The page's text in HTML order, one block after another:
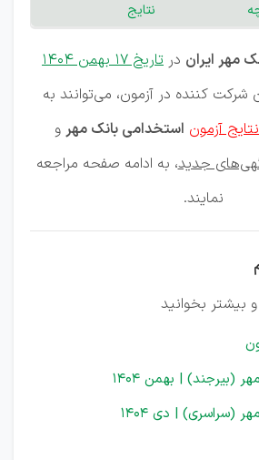
نتایج
مهر ایران در تاریخ 17 بهمن 1404
شرکت کننده در آزمون، می‌توانند به
آزمون استخدامی بانک مهر و
جدید، به ادامه صفحه مراجعه
نمایند.
بیشتر بخوانید
(بیرجند) | بهمن 1404
(سراسری) | دی 1404